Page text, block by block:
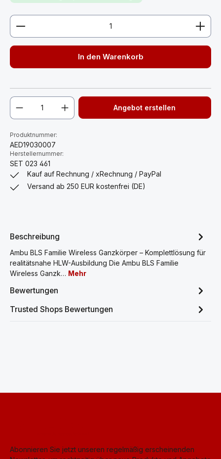
Produkt Anzahl: Gib den gewünschten Wert ein
In den Warenkorb
Angebot erstellen
Produktnummer:
AED19030007
Herstellernummer:
SET 023 461
Kauf auf Rechnung / xRechnung / PayPal
Versand ab 250 EUR kostenfrei (DE)
Beschreibung
Ambu BLS Familie Wireless Ganzkörper – Komplettlösung für
realitätsnahe HLW-Ausbildung Die Ambu BLS Familie
Wireless Ganzk… Mehr
Bewertungen
Trusted Shops Bewertungen
Abonnieren Sie jetzt unseren regelmäßig erscheinenden